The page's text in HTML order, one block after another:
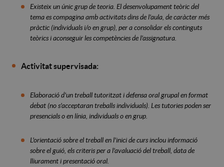
Existeix un únic grup de teoria. El desenvolupament teòric del
tema es compagina amb activitats dins de l'aula, de caràcter més
pràctic (individuals i/o en grup), per a consolidar els continguts
teòrics i aconseguir les competències de l'assignatura.
Activitat supervisada:
Elaboració d'un treball tutoritzat i defensa oral grupal en format
debat (no s'acceptaran treballs individuals). Les tutories poden ser
presencials o en línia, individuals o en grup.
L'orientació sobre el treball en l'inici de curs inclou informació
sobre el guió, els criteris per a l'avaluació del treball, data de
lliurament i presentació oral.